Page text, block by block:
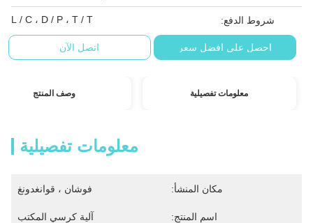
شروط الدفع: L / C ، D / P ، T / T
احصل على افضل سعر اتصل الآن
معلومات تفصيلية وصف المنتج
معلومات تفصيلية
مكان المنشأ: فوشان ، قوانغدونغ
اسم المنتج: آلية كرسي المكتب